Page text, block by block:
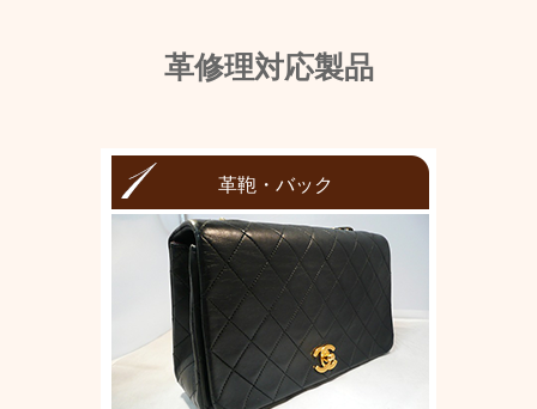
革修理対応製品
革鞄・バック